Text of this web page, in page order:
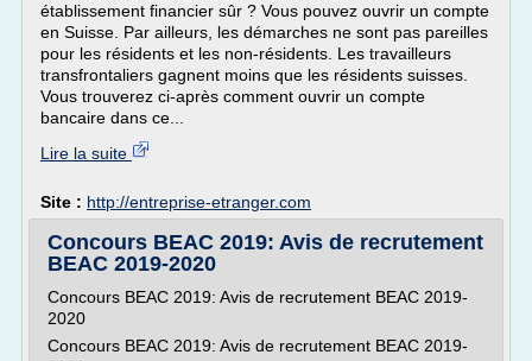
établissement financier sûr ? Vous pouvez ouvrir un compte
en Suisse. Par ailleurs, les démarches ne sont pas pareilles
pour les résidents et les non-résidents. Les travailleurs
transfrontaliers gagnent moins que les résidents suisses.
Vous trouverez ci-après comment ouvrir un compte
bancaire dans ce...
Lire la suite
Site : http://entreprise-etranger.com
Concours BEAC 2019: Avis de recrutement
BEAC 2019-2020
Concours BEAC 2019: Avis de recrutement BEAC 2019-
2020
Concours BEAC 2019: Avis de recrutement BEAC 2019-